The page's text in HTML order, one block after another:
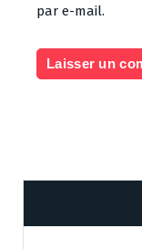
par e-mail.